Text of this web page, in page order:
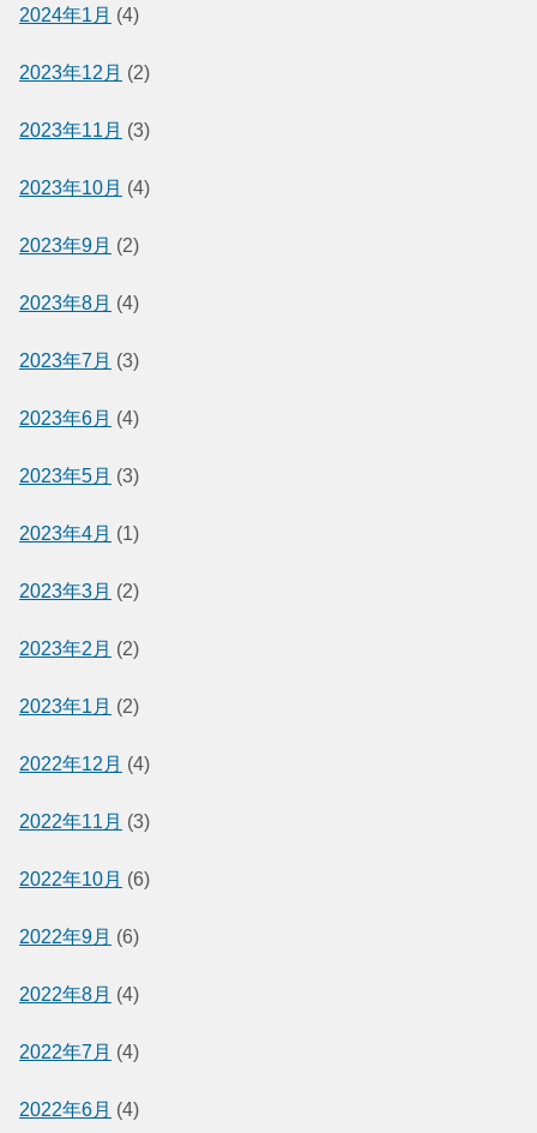
2024年1月 (4)
2023年12月 (2)
2023年11月 (3)
2023年10月 (4)
2023年9月 (2)
2023年8月 (4)
2023年7月 (3)
2023年6月 (4)
2023年5月 (3)
2023年4月 (1)
2023年3月 (2)
2023年2月 (2)
2023年1月 (2)
2022年12月 (4)
2022年11月 (3)
2022年10月 (6)
2022年9月 (6)
2022年8月 (4)
2022年7月 (4)
2022年6月 (4)